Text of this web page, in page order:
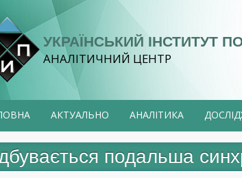
УКРАЇНСЬКИЙ ІНСТИТУТ
АНАЛІТИЧНИЙ ЦЕНТР
АКТУАЛЬНО АНАЛІТИКА
подальша